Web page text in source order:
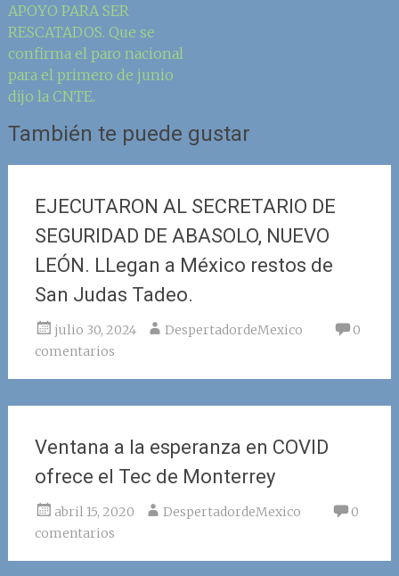
APOYO PARA SER
RESCATADOS. Que se
confirma el paro nacional
para el primero de junio
dijo la CNTE.
También te puede gustar
EJECUTARON AL SECRETARIO DE
SEGURIDAD DE ABASOLO, NUEVO
LEÓN. LLegan a México restos de
San Judas Tadeo.
julio 30, 2024 DespertadordeMexico
0
comentarios
Ventana a la esperanza en COVID
ofrece el Tec de Monterrey
abril 15, 2020 DespertadordeMexico
0
comentarios